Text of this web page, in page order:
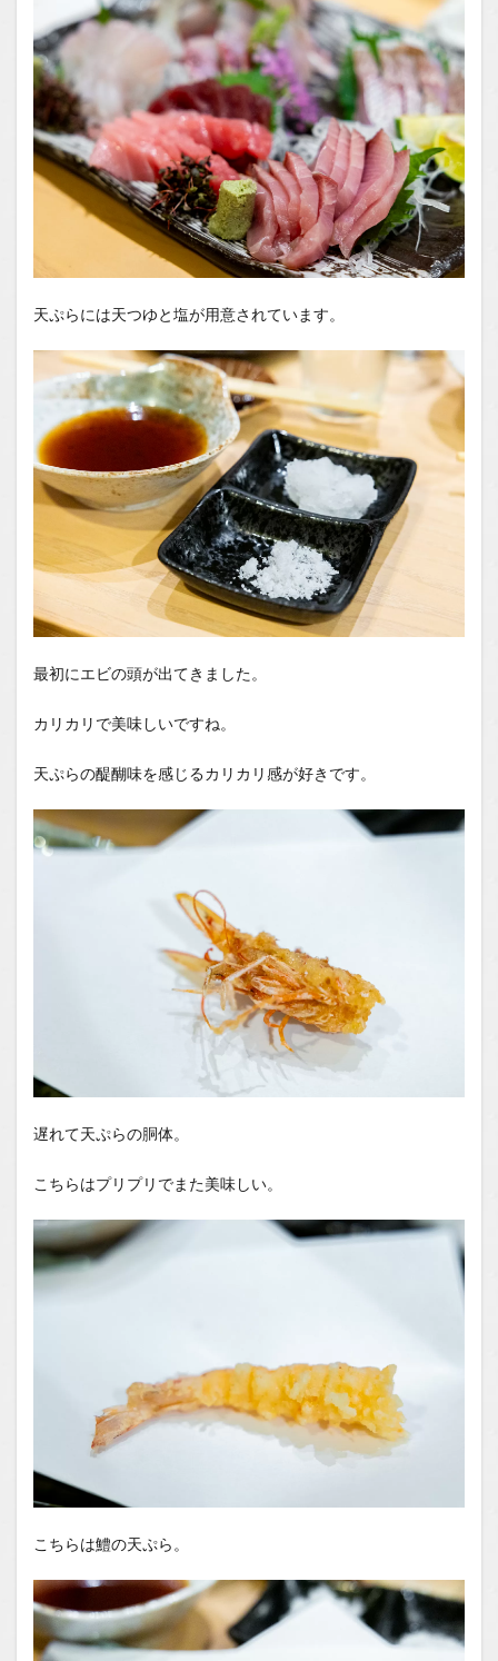
天ぷらには天つゆと塩が用意されています。
最初にエビの頭が出てきました。
カリカリで美味しいですね。
天ぷらの醍醐味を感じるカリカリ感が好きです。
遅れて天ぷらの胴体。
こちらはプリプリでまた美味しい。
こちらは鱧の天ぷら。